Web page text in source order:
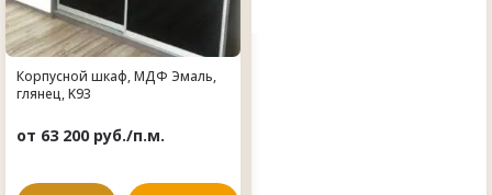
Корпусной шкаф, МДФ Эмаль,
глянец, K93
от 63 200 руб./п.м.